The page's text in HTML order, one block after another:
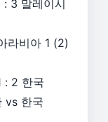
3 말레이시
라비아 1 (2)
: 2 한국
vs 한국